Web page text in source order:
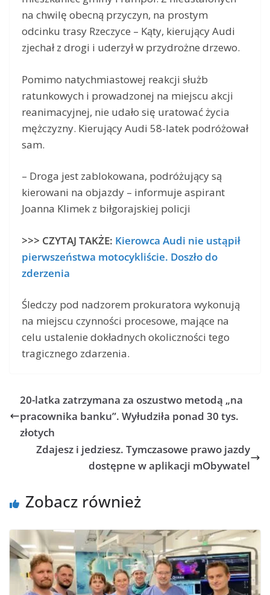
na chwilę obecną przyczyn, na prostym
odcinku trasy Rzeczyce – Kąty, kierujący Audi
zjechał z drogi i uderzył w przydrożne drzewo.
Pomimo natychmiastowej reakcji służb
ratunkowych i prowadzonej na miejscu akcji
reanimacyjnej, nie udało się uratować życia
mężczyzny. Kierujący Audi 58-latek podróżował
sam.
– Droga jest zablokowana, podróżujący są
kierowani na objazdy – informuje aspirant
Joanna Klimek z biłgorajskiej policji
>>> CZYTAJ TAKŻE: Kierowca Audi nie ustąpił
pierwszeństwa motocykliście. Doszło do
zderzenia
Śledczy pod nadzorem prokuratora wykonują
na miejscu czynności procesowe, mające na
celu ustalenie dokładnych okoliczności tego
tragicznego zdarzenia.
20-latka zatrzymana za oszustwo metodą „na
pracownika banku”. Wyłudziła ponad 30 tys.
złotych
Zdajesz i jedziesz. Tymczasowe prawo jazdy
dostępne w aplikacji mObywatel
Zobacz również